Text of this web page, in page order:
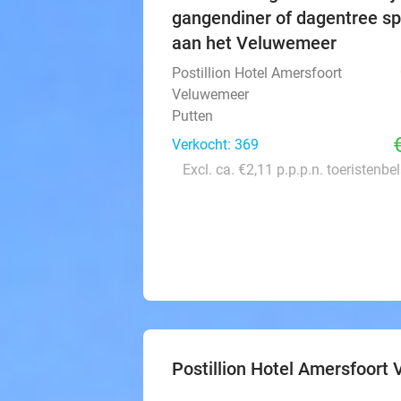
gangendiner of dagentree
aan het Veluwemeer
Postillion Hotel Amersfoort
Veluwemeer
Putten
Verkocht: 369
Excl. ca. €2,11 p.p.p.n.
Postillion Hotel Amersfoort